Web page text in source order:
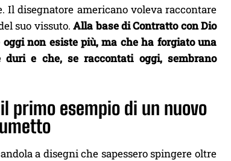
Il disegnatore americano voleva raccontare
suo vissuto. Alla base di Contratto con Dio
non esiste più, ma che ha forgiato una
e che, se raccontati oggi, sembrano
primo esempio di un nuovo
a disegni che sapessero spingere oltre